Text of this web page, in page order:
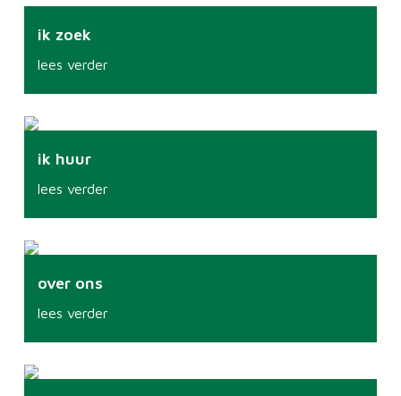
ik zoek
lees verder
ik huur
lees verder
over ons
lees verder